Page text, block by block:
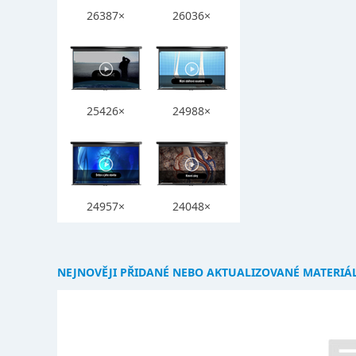
26387× 26036×
25426× 24988×
24957× 24048×
NEJNOVĚJI PŘIDANÉ NEBO AKTUALIZOVANÉ